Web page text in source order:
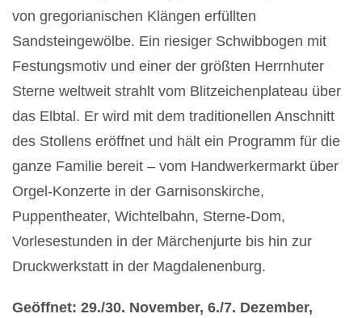
von gregorianischen Klängen erfüllten
Sandsteingewölbe. Ein riesiger Schwibbogen mit
Festungsmotiv und einer der größten Herrnhuter
Sterne weltweit strahlt vom Blitzeichenplateau über
das Elbtal. Er wird mit dem traditionellen Anschnitt
des Stollens eröffnet und hält ein Programm für die
ganze Familie bereit – vom Handwerkermarkt über
Orgel-Konzerte in der Garnisonskirche,
Puppentheater, Wichtelbahn, Sterne-Dom,
Vorlesestunden in der Märchenjurte bis hin zur
Druckwerkstatt in der Magdalenenburg.
Geöffnet: 29./30. November, 6./7. Dezember,